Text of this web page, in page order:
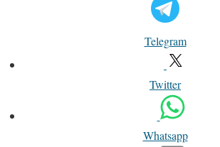
Telegram
Twitter
Whatsapp